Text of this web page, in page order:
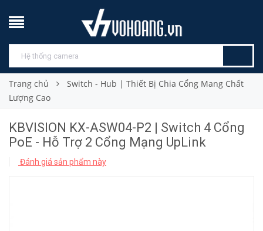
Trang chủ
Switch - Hub | Thiết Bị Chia Cổng Mang Chất
Lượng Cao
KBVISION KX-ASW04-P2 | Switch 4 Cổng
PoE - Hỗ Trợ 2 Cổng Mạng UpLink
Đánh giá sản phẩm này